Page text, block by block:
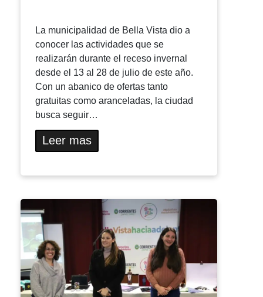
La municipalidad de Bella Vista dio a
conocer las actividades que se
realizarán durante el receso invernal
desde el 13 al 28 de julio de este año.
Con un abanico de ofertas tanto
gratuitas como aranceladas, la ciudad
busca seguir…
Leer mas